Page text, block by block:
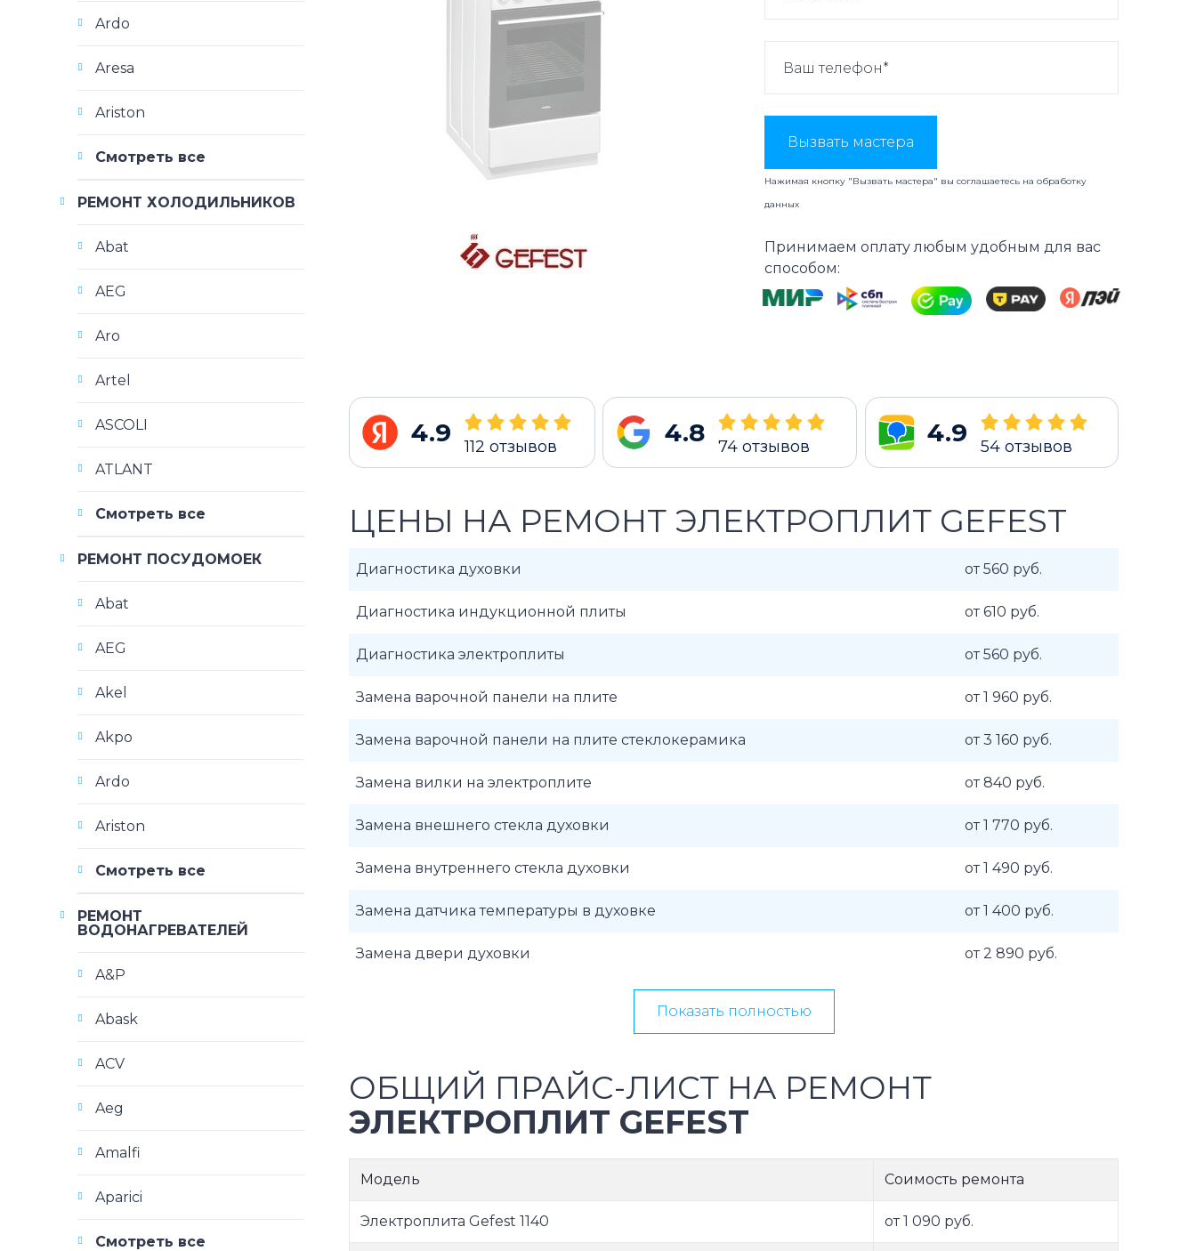
Вызвать мастера
Нажимая кнопку "Вызвать мастера" вы соглашаетесь наобработку
данных
Принимаем оплату любым удобным для вас
способом:
4.9 112 отзывов 4.8 74 отзывов 4.9 54отзывов
ЦЕНЫ НА РЕМОНТ ЭЛЕКТРОПЛИТ GEFEST
Диагностика духовки от 560 руб.
Диагностика индукционной плиты от 610 руб.
Диагностика электроплиты от 560 руб.
Замена варочной панели на плите от 1 960 руб.
Замена варочной панели на плите стеклокерамика от 3 160 руб.
Замена вилки на электроплите от 840 руб.
Замена внешнего стекла духовки от 1 770 руб.
Замена внутреннего стекла духовки от 1 490 руб.
Замена датчика температуры в духовке от 1 400 руб.
Замена двери духовки от 2 890 руб.
Показать полностью
ОБЩИЙ ПРАЙС-ЛИСТ НА РЕМОНТ
ЭЛЕКТРОПЛИТ GEFEST
Модель Соимость ремонта
Электроплита Gefest 1140 от 1 090 руб.
Ardo
Aresa
Ariston
Смотреть все
РЕМОНТ ХОЛОДИЛЬНИКОВ
Abat
AEG
Aro
Artel
ASCOLI
ATLANT
Смотреть все
РЕМОНТ ПОСУДОМОЕК
Abat
AEG
Akel
Akpo
Ardo
Ariston
Смотреть все
РЕМОНТ
ВОДОНАГРЕВАТЕЛЕЙ
A&P
Abask
ACV
Aeg
Amalfi
Aparici
Смотреть все